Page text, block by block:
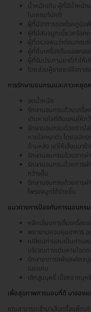
น้ำหนักเกิน ผู้ที่มีน้ำหนัก
ในเกณฑ์ปกติ
ผู้ที่มีอาการของโรคภูมิแ
ผู้ที่มีสันจมูกเบี้ยวหรือคด
ผู้ที่ตรวจพบว่าต่อมทอนซิ
ผู้ที่ดื่มเครื่องดืมแอลกอ
ผู้ที่รับประทานยาที่ทำให้
โดยส่วนผู้ชายจะมีโอกา
การรักษานอนกรนและภาวะหยุด
ลดน้ำหนัก
รักษานอนกรนด้วยเครื่อ
เดินหายใจที่ตีบแคบให้กว้
รักษานอนกรนด้วยการใ
หายใจทรุดตัว โดยอุปกร
ด้านหลัง แต่ให้เลื่อนมาข้
รักษานอนกรนด้วยการผ่
รักษานอนกรนด้วยการผ่
กว้างขึ้น
รักษานอนกรนด้วยการผ่
โพรงจมูกได้ง่ายขึ้น
แนวทางการป้องกันการนอนกร
หลีกเลี่ยงการดื่มเครื่อง
พยายามควบคุมอาหาร
เปลี่ยนท่านอนเป็นท่านอ
บริเวณทางเดินหายใจต
รักษาอาการแพ้และคัดจ
และแคบ
เลิกสูบบุหรี่ เนื่องจากบุห
เพื่อสุขภาพการนอนที่ดี มาจอง
คุณสามารถเข้ามาเลือกซื้อแพ็ก